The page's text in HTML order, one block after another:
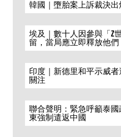
韓國｜墮胎案上訴裁決
埃及｜數十人因參與「Z
留，當局應立即釋放他們
印度｜新德里和平示威
關注
聯合聲明：緊急呼籲泰
東強制遣返中國